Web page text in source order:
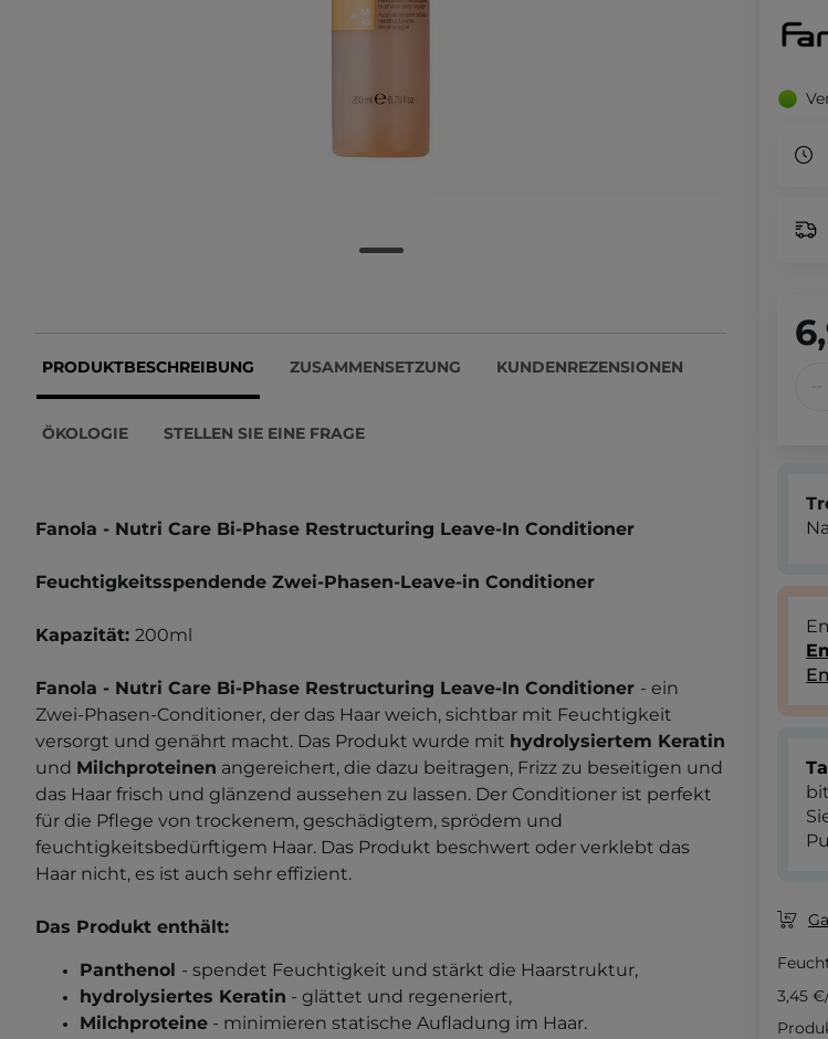
PRODUKTBESCHREIBUNG ZUSAMMENSETZUNG KUNDENREZENSIONEN
ÖKOLOGIE STELLEN SIE EINE FRAGE
Fanola - Nutri Care Bi-Phase Restructuring Leave-In Conditioner
Feuchtigkeitsspendende Zwei-Phasen-Leave-in Conditioner
Kapazität: 200ml
Fanola - Nutri Care Bi-Phase Restructuring Leave-In Conditioner - ein
Zwei-Phasen-Conditioner, der das Haar weich, sichtbar mit Feuchtigkeit
versorgt und genährt macht. Das Produkt wurde mit hydrolysiertem Keratin
und Milchproteinen angereichert, die dazu beitragen, Frizz zu beseitigen und
das Haar frisch und glänzend aussehen zu lassen. Der Conditioner ist perfekt
für die Pflege von trockenem, geschädigtem, sprödem und
feuchtigkeitsbedürftigem Haar. Das Produkt beschwert oder verklebt das
Haar nicht, es ist auch sehr effizient.
Das Produkt enthält:
Panthenol - spendet Feuchtigkeit und stärkt die Haarstruktur,
hydrolysiertes Keratin - glättet und regeneriert,
Milchproteine - minimieren statische Aufladung im Haar.
3,45 €